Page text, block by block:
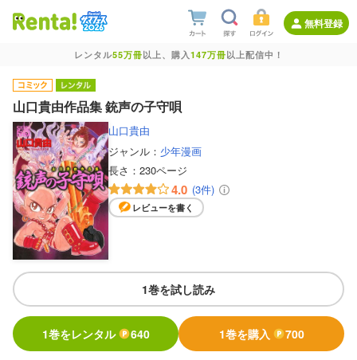
無料登録
レンタル55万冊以上、購入147万冊以上配信中！
山口貴由作品集 銃声の子守唄
山口貴由
ジャンル： 少年漫画
長さ： 230ページ
4.0 (3件)
レビューを書く
1巻を試し読み
1巻をレンタル 640 1巻を購入 700